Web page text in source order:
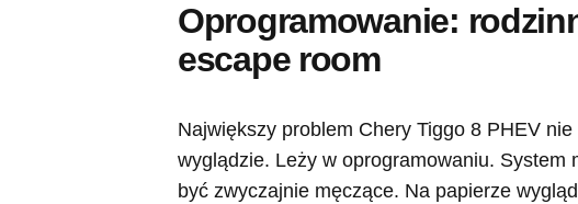
Oprogramowanie:
escape room
Największy problem Chery Tiggo 8 PHEV
wyglądzie. Leży w oprogramowaniu. System
być zwyczajnie męczące. Na papierze